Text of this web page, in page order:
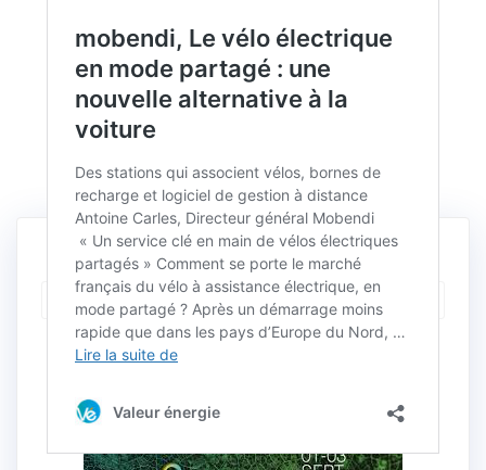
Navigation
l’article
Précédent :
Article
précédent :
mobendi, Le vélo
électrique en mode
partagé : une nouvelle
alternative à la voiture
Article
Hôtel Le Bristol : des
énergivores
Retrouvez Tous Nos Articles Et Interviews
Retrouvez
tous
nos